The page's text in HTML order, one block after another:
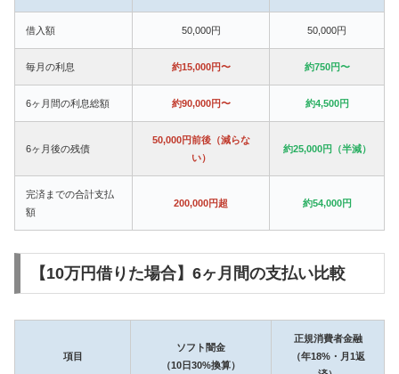
借入額 50,000円 50,000円
毎月の利息 約15,000円〜 約750円〜
6ヶ月間の利息総額 約90,000円〜 約4,500円
6ヶ月後の残債
50,000円前後（減らな
い）
約25,000円（半減）
完済までの合計支払
額
200,000円超 約54,000円
【10万円借りた場合】6ヶ月間の支払い比較
項目
ソフト闇金
（10日30%換算）
正規消費者金融
（年18%・月1返